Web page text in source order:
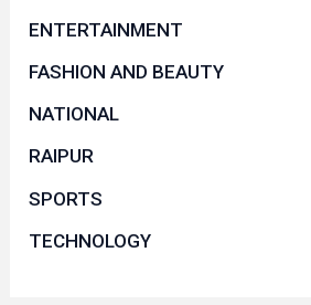
ENTERTAINMENT
FASHION AND BEAUTY
NATIONAL
RAIPUR
SPORTS
TECHNOLOGY